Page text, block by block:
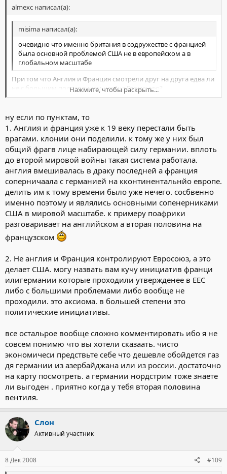
almexc написал(а):
misima написал(а):
очевидно что именно британия в содружестве с францией
была основной проблемой США не в европейском а в
глобальном масштабе
При том что Англия и Франция смотрели друг на друга едва ли
не с большим подозрением чем на Германию?
а американцам ведь колонии и не нужны были у них было
более современное преедложение
Нажмите, чтобы раскрыть...
Страны-марионетки тогда не сильно отличались от колоний
(например те-же Филлипины )
misima написал(а):
в евросоюзе у немцев напротив не все так гладко как и в
нато. у нас есть что друг другу предложить. что думаете?
Что у них не гладко? :?
Германия и Франция на сегодня фактически КОНТРОЛИРУЮТ
Евросоюз. Назовите хоть одну инициативу Евросоюза, которая
была вынесена на обсуждение без предварительного согласия
misima написал(а):
германия считается нашим главным сочувствующем в
европе
Нажмите, чтобы раскрыть...
Ага, а волнение по поводу того, что Россия фактически
контролирует поставки газа в Европу высказали Испания и
этих поставок? :?
misima написал(а):
кроме того по ряду ключевых вопросов германия
встуупает в противоречие с США.
И делает это СОВМЕСТНО с Францией :OK-)
misima написал(а):
вряд ли в интересах американцев строительтство норд
стриам ведь этот газопровод сущесвенно ослабит их
позиции в восточной европе и существенно ослабит
Нажмите, чтобы раскрыть...
ну если по пунктам, то
1. Англия и франция уже к 19 веку перестали быть
врагами. клонии они поделили. к тому же у них был
общий фрагв лице набирающей силу германии. вплоть
до второй мировой войны такая система работала.
англия вмешивалась в драку последней а франция
соперничаала с германией на кконтинентальнйо европе.
делить им к тому времени было уже нечего. сосбвенно
именно поэтому и являлись основными сопенерниками
США в мировой масштабе. к примеру поафрики
разговаривает на английском а вторая половина на
французском
2. Не англия и Франция контролируют Евросоюз, а это
делает США. могу назвать вам кучу инициатив франци
илигермании которые проходили утвержденее в ЕЕС
либо с большими проблемами либо вообще не
проходили. это аксиома. в большей степени это
политические инициативы.
все остальрое вообще сложно комментировать ибо я не
совсем понимю что вы хотели сказаать. чисто
экономичеси предствьте себе что дешевле обойдется газ
дя германии из азербайджана или из россии. достаточно
на карту посмотреть. а германии нордстрим тоже знаете
ли выгоден . приятно когда у тебя вторая половина
вентиля.
Слон
Активный участник
8 Дек 2008 #109